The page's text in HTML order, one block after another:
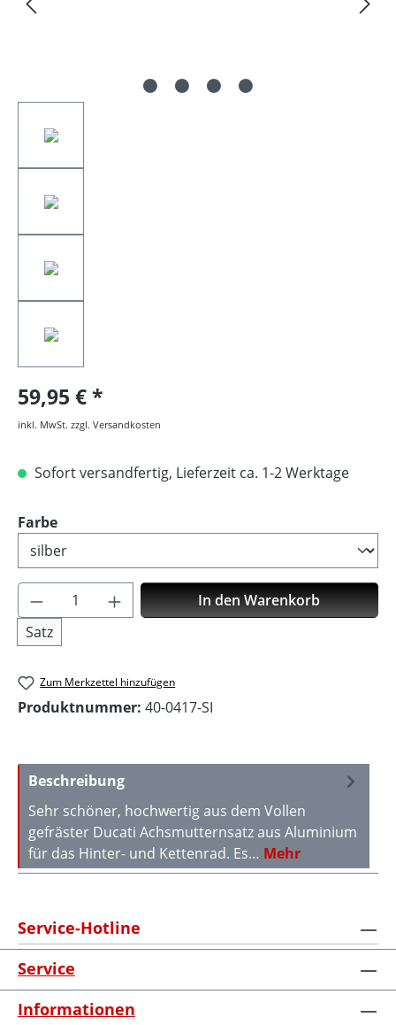
59,95 €
inkl. MwSt. zzgl. Versandkosten
Sofort versandfertig, Lieferzeit ca. 1-2 Werktage
Farbeauswählen
Produkt Anzahl: Gib den gewünschten
Satz
In den Warenkorb
Zum Merkzettel hinzufügen
Produktnummer: 40-0417-SI
Beschreibung
Sehr schöner, hochwertig aus dem Vollen
gefräster Ducati Achsmutternsatz aus Aluminium
für das Hinter- und Kettenrad. Es… Mehr
Service-Hotline
Service
Informationen